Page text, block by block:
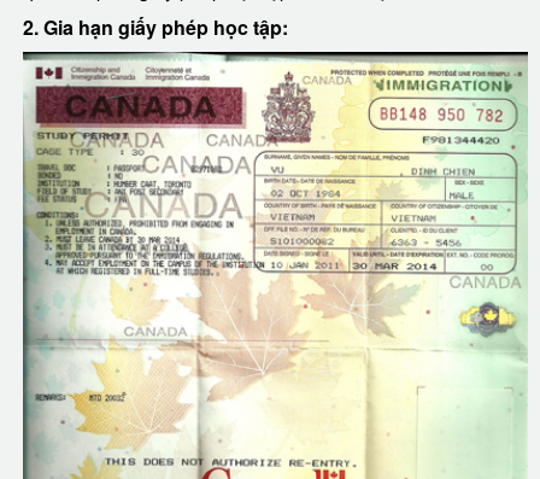
2. Gia hạn giấy phép học tập: